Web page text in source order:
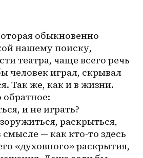
обыкновенно
нашему поиску,
театра, чаще всего речь
человек играл, скрывал
Так же, как и в жизни.
и не играть?
раскрыться,
смысле — как кто-то здесь
«духовного» раскрытия,